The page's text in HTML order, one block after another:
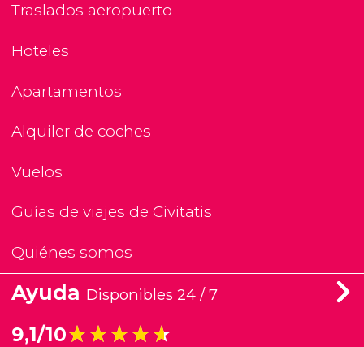
Traslados aeropuerto
Hoteles
Apartamentos
Alquiler de coches
Vuelos
Guías de viajes de Civitatis
Quiénes somos
Ayuda Disponibles 24 / 7
9,1/10★★★★★
★★★★★